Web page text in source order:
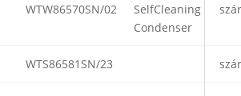
WTW86570SN/02
SelfCleaning
Condenser
WTS86581SN/23